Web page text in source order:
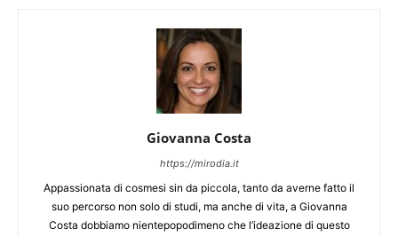
Giovanna Costa
https://mirodia.it
Appassionata di cosmesi sin da piccola, tanto da averne fatto il
suo percorso non solo di studi, ma anche di vita, a Giovanna
Costa dobbiamo nientepopodimeno che l’ideazione di questo